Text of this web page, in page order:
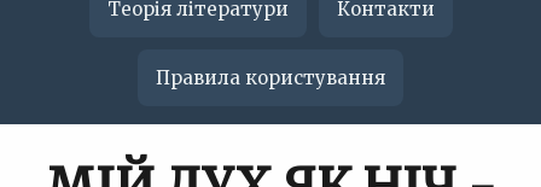
Теорія літератури Контакти
Правила користування